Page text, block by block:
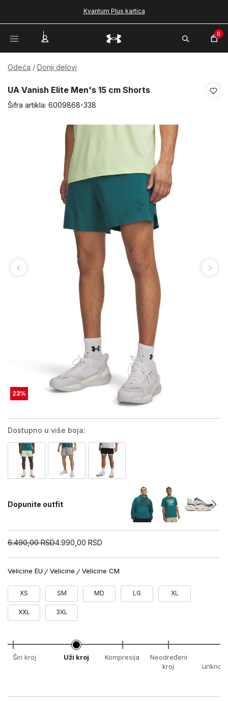
Kvantum Plus kartica
0
Odeća Donji delovi
UA Vanish Elite Men's 15 cm Shorts
Šifra artikla: 6009868-338
23%
Dostupno u više boja:
Dopunite outfit
6.490,00 RSD4.990,00 RSD
Velicine EU Velicine Velicine CM
XS SM MD LG XL
XXL 3XL
Širi kroj Uži kroj Kompresija
Neodređeni
kroj